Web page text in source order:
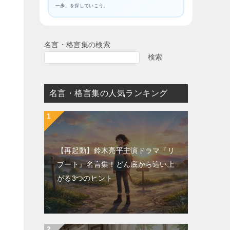
一歩」を探していこう。
名言・格言集の検索
検索
名言・格言集の人気ランキング
【再起動】鈴木亮平主演ドラマ『リ
ブート』名言集！どん底から這い上
がる3つのヒント